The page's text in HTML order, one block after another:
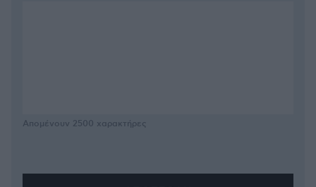
Απομένουν 2500 χαρακτήρες